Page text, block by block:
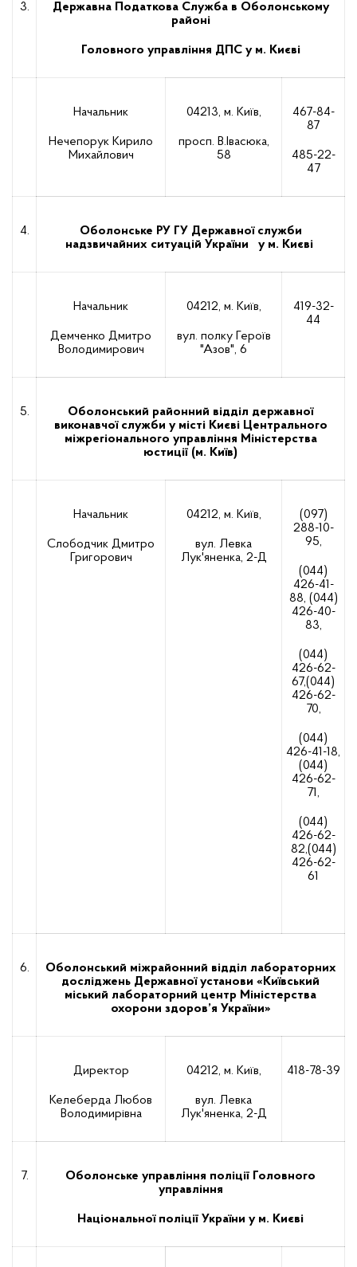
3.
Державна Податкова Служба в Оболонському
районі
Головного управління ДПС у м. Києві
Начальник
Нечепорук Кирило
Михайлович
04213, м. Київ,
просп. В.Івасюка,
58
467-84-
87
485-22-
47
4.
Оболонське РУ ГУ Державної служби
надзвичайних ситуацій України у м. Києві
Начальник
Демченко Дмитро
Володимирович
04212, м. Київ,
вул. полку Героїв
"Азов", 6
419-32-
44
5.
Оболонський районний відділ державної
виконавчої служби у місті Києві Центрального
міжрегіонального управління Міністерства
юстиції (м. Київ)
Начальник
Слободчик Дмитро
Григорович
04212, м. Київ,
вул. Левка
Лук'яненка, 2-Д
(097)
288-10-
95,
(044)
426-41-
88, (044)
426-40-
83,
(044)
426-62-
67,(044)
426-62-
70,
(044)
426-41-18,
(044)
426-62-
71,
(044)
426-62-
82,(044)
426-62-
61
6.
Оболонський міжрайонний відділ лабораторних
досліджень Державної установи «Київський
міський лабораторний центр Міністерства
охорони здоров’я України»
Директор
Келеберда Любов
Володимирівна
04212, м. Київ,
вул. Левка
Лук'яненка, 2-Д
418-78-39
7.
Оболонське управління поліції Головного
управління
Національної поліції України у м. Києві